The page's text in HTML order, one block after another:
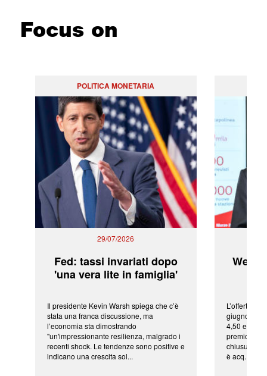
Focus on
POLITICA MONETARIA
29/07/2026
Fed: tassi invariati dopo
'una vera lite in famiglia'
Il presidente Kevin Warsh spiega che c’è
stata una franca discussione, ma
l’economia sta dimostrando
"un'impressionante resilienza, malgrado i
recenti shock. Le tendenze sono positive e
indicano una crescita sol...
L’offerta
giugno da
4,50 euro
premio di
chiusura
è acq...